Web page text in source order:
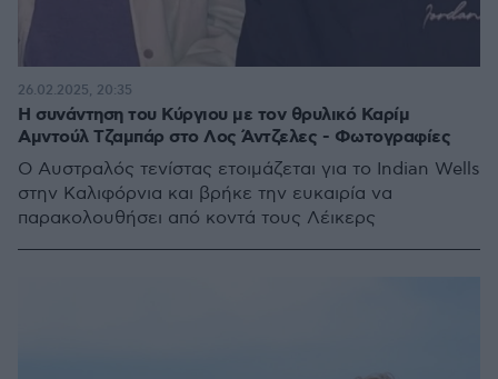
Η συνάντηση του Κύργιου με τον θρυλικό Καρίμ
Αμντούλ Τζαμπάρ στο Λος Άντζελες - Φωτογραφίες
Ο Αυστραλός τενίστας ετοιμάζεται για το Indian Wells
στην Καλιφόρνια και βρήκε την ευκαιρία να
παρακολουθήσει από κοντά τους Λέικερς
26.02.2025, 20:35